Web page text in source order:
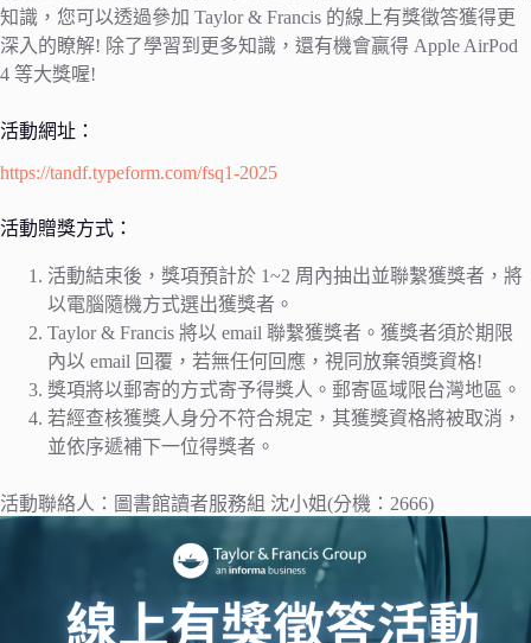
知識，您可以透過參加 Taylor & Francis 的線上有獎徵答獲得更
深入的瞭解! 除了學習到更多知識，還有機會贏得 Apple AirPod
4 等大獎喔!
活動網址：
https://tandf.typeform.com/fsq1-2025
活動贈獎方式：
活動結束後，獎項預計於 1~2 周內抽出並聯繫獲獎者，將
以電腦隨機方式選出獲獎者。
Taylor & Francis 將以 email 聯繫獲獎者。獲獎者須於期限
內以 email 回覆，若無任何回應，視同放棄領獎資格!
獎項將以郵寄的方式寄予得獎人。郵寄區域限台灣地區。
若經查核獲獎人身分不符合規定，其獲獎資格將被取消，
並依序遞補下一位得獎者。
活動聯絡人：圖書館讀者服務組 沈小姐(分機：2666)